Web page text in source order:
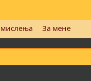
За мене